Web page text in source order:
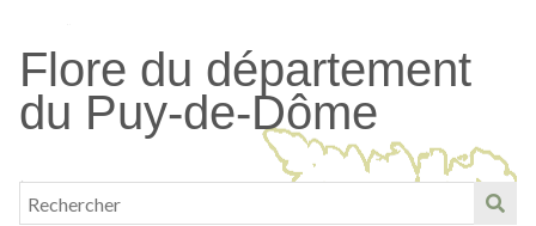
contenu
principal
Flore du département
du Puy-de-Dôme